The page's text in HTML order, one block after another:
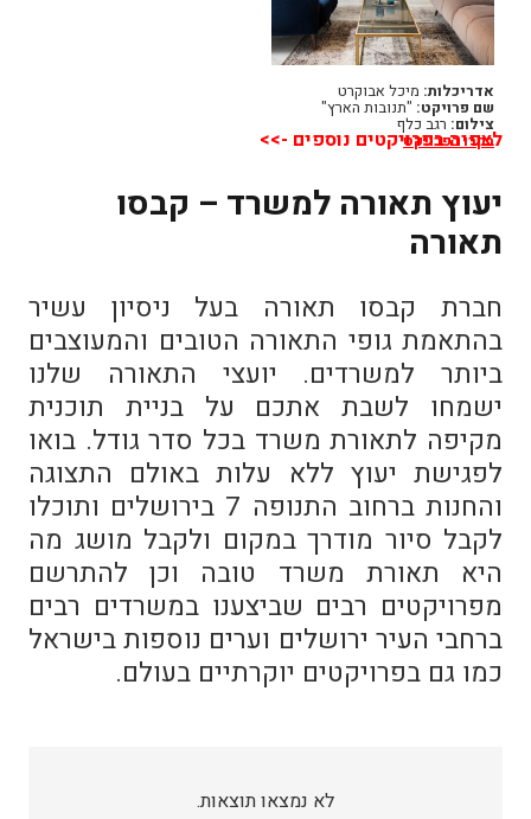
אדריכלות: מיכל אבוקרט
שם פרויקט: "תנובות הארץ"
צילום: רגב כלף
בקרו בפרויקט
לצפיה בפרויקטים נוספים ->>
יעוץ תאורה למשרד – קבסו
תאורה
חברת קבסו תאורה בעל ניסיון עשיר
בהתאמת גופי התאורה הטובים והמעוצבים
ביותר למשרדים. יועצי התאורה שלנו
ישמחו לשבת אתכם על בניית תוכנית
מקיפה לתאורת משרד בכל סדר גודל. בואו
לפגישת יעוץ ללא עלות באולם התצוגה
והחנות ברחוב התנופה 7 בירושלים ותוכלו
לקבל סיור מודרך במקום ולקבל מושג מה
היא תאורת משרד טובה וכן להתרשם
מפרויקטים רבים שביצענו במשרדים רבים
ברחבי העיר ירושלים וערים נוספות בישראל
כמו גם בפרויקטים יוקרתיים בעולם.
לא נמצאו תוצאות.